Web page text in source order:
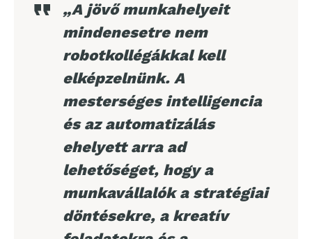
„A jövő munkahelyeit
mindenesetre nem
robotkollégákkal kell
elképzelnünk. A
mesterséges intelligencia
és az automatizálás
ehelyett arra ad
lehetőséget, hogy a
munkavállalók a stratégiai
döntésekre, a kreatív